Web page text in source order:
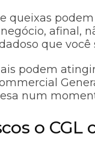
queixas
afinal,
que
podem
num
o CGL